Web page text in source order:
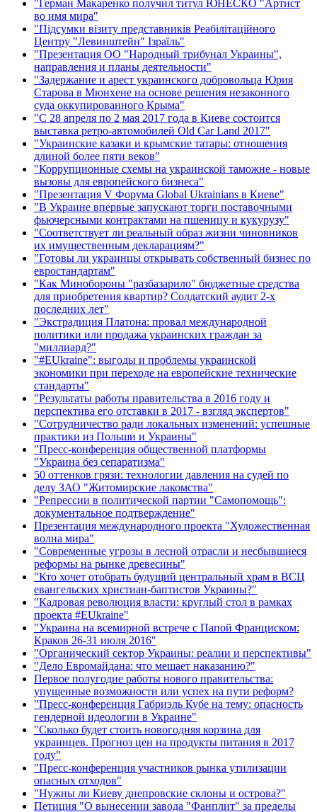
"Герман Макаренко получил титул ЮНЕСКО "Артист
во имя мира"
"Підсумки візиту представників Реабілітаційного
Центру "Левинштейн" Ізраїль"
"Презентация ОО "Народный трибунал Украины",
направления и планы деятельности"
"Задержание и арест украинского добровольца Юрия
Старова в Мюнхене на основе решения незаконного
суда оккупированного Крыма"
"С 28 апреля по 2 мая 2017 года в Киеве состоится
выставка ретро-автомобилей Old Car Land 2017"
"Украинские казаки и крымские татары: отношения
длиной более пяти веков"
"Коррупционные схемы на украинской таможне - новые
вызовы для европейского бизнеса"
"Презентация V Форума Global Ukrainians в Киеве"
"В Украине впервые запускают торги поставочными
фьючерсными контрактами на пшеницу и кукурузу"
"Соответствует ли реальный образ жизни чиновников
их имущественным декларациям?"
"Готовы ли украинцы открывать собственный бизнес по
евростандартам"
"Как Минобороны "разбазарило" бюджетные средства
для приобретения квартир? Солдатский аудит 2-х
последних лет"
"Экстрадиция Платона: провал международной
политики или продажа украинских граждан за
"миллиард?"
"#EUkraine": выгоды и проблемы украинской
экономики при переходе на европейские технические
стандарты"
"Результаты работы правительства в 2016 году и
перспектива его отставки в 2017 - взгляд экспертов"
"Сотрудничество ради локальных изменений: успешные
практики из Польши и Украины"
"Пресс-конференция общественной платформы
"Украина без сепаратизма"
50 оттенков грязи: технологии давления на судей по
делу ЗАО "Житомирские лакомства"
"Репрессии в политической партии "Самопомощь":
документальное подтверждение"
Презентация международного проекта "Художественная
волна мира"
"Современные угрозы в лесной отрасли и несбывшиеся
реформы на рынке древесины"
"Кто хочет отобрать будущий центральный храм в ВСЦ
евангельских христиан-баптистов Украины?"
"Кадровая революция власти: круглый стол в рамках
проекта #EUkraine"
"Украина на всемирной встрече с Папой Франциском:
Краков 26-31 июля 2016"
"Органический сектор Украины: реалии и перспективы"
"Дело Евромайдана: что мешает наказанию?"
Первое полугодие работы нового правительства:
упущенные возможности или успех на пути реформ?
"Пресс-конференция Габриэль Кубе на тему: опасность
гендерной идеологии в Украине"
"Сколько будет стоить новогодняя корзина для
украинцев. Прогноз цен на продукты питания в 2017
году"
"Пресс-конференция участников рынка утилизации
опасных отходов"
"Нужны ли Киеву днепровские склоны и острова?"
Петиция "О вынесении завода "Фанплит" за пределы